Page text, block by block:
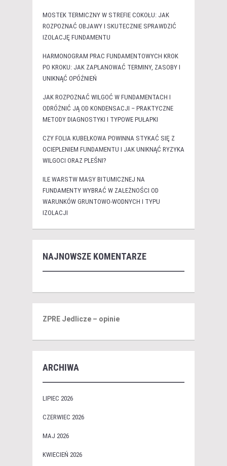
MOSTEK TERMICZNY W STREFIE COKOŁU: JAK
ROZPOZNAĆ OBJAWY I SKUTECZNIE SPRAWDZIĆ
IZOLACJĘ FUNDAMENTU
HARMONOGRAM PRAC FUNDAMENTOWYCH KROK
PO KROKU: JAK ZAPLANOWAĆ TERMINY, ZASOBY I
UNIKNĄĆ OPÓŹNIEŃ
JAK ROZPOZNAĆ WILGOĆ W FUNDAMENTACH I
ODRÓŻNIĆ JĄ OD KONDENSACJI – PRAKTYCZNE
METODY DIAGNOSTYKI I TYPOWE PUŁAPKI
CZY FOLIA KUBEŁKOWA POWINNA STYKAĆ SIĘ Z
OCIEPLENIEM FUNDAMENTU I JAK UNIKNĄĆ RYZYKA
WILGOCI ORAZ PLEŚNI?
ILE WARSTW MASY BITUMICZNEJ NA
FUNDAMENTY WYBRAĆ W ZALEŻNOŚCI OD
WARUNKÓW GRUNTOWO-WODNYCH I TYPU
IZOLACJI
NAJNOWSZE KOMENTARZE
ZPRE Jedlicze – opinie
ARCHIWA
LIPIEC 2026
CZERWIEC 2026
MAJ 2026
KWIECIEŃ 2026